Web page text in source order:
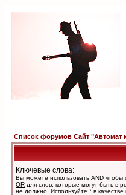
Список форумов Сайт "Автомат
Ключевые слова:
Вы можете использовать AND чтобы
OR для слов, которые могут быть в
не должно. Используйте * в